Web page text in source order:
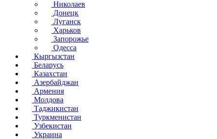
Николаев
Донецк
Луганск
Харьков
Запорожье
Одесса
Кыргызстан
Беларусь
Казахстан
Азербайджан
Армения
Молдова
Таджикистан
Туркменистан
Узбекистан
Украина